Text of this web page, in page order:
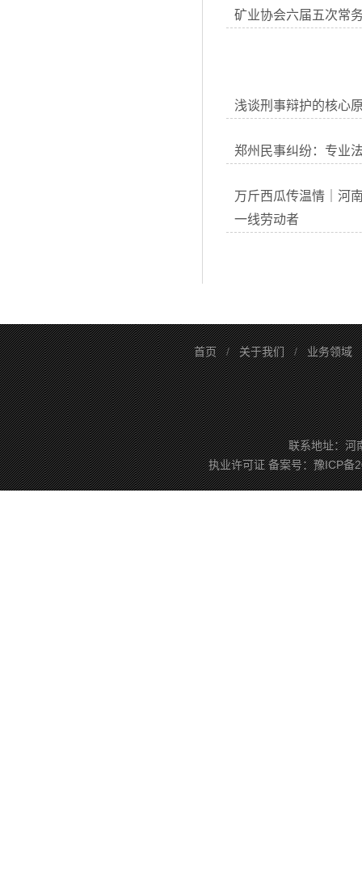
矿业协会六届五次常
浅谈刑事辩护的核心
郑州民事纠纷：专业
万斤西瓜传温情｜河
一线劳动者
首页/关于我们/业务领域
联系地址：河南
执业许可证备案号：豫ICP备